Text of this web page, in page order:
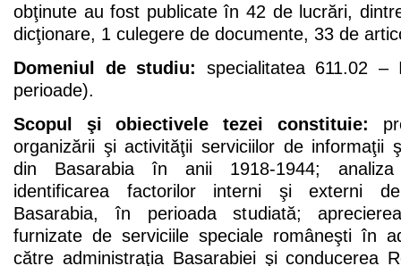
obţinute au fost publicate în 42 de lucrări,
dicţionare, 1 culegere de documente, 33 de
Domeniul de studiu: specialitatea 611.02 –
perioade).
Scopul şi obiectivele tezei constituie:
organizării şi activităţii serviciilor de informaţii
din Basarabia în anii 1918-1944; analiza
identificarea factorilor interni şi externi
Basarabia, în perioada studiată;
furnizate de serviciile speciale româneşti în
către administraţia Basarabiei şi conducerea